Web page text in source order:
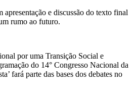
apresentação e discussão do texto final
rumo ao futuro.
por uma Transição Social e
do 14° Congresso Nacional da
fará parte das bases dos debates no